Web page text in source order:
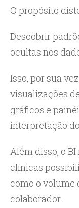
O propósito
Descobrir
ocultas nos
Isso, por sua
visualizações
gráficos e
interpretação
Além disso, o
clínicas
como o volume
colaborador.